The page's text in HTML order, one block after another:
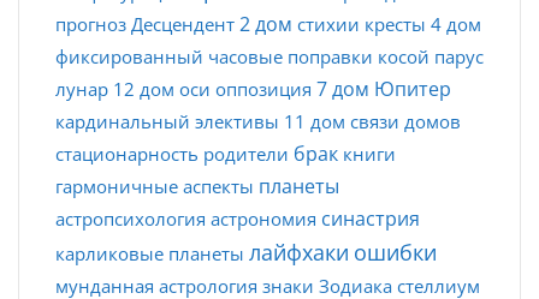
прогноз Десцендент 2 дом стихии кресты 4 дом
фиксированный часовые поправки косой парус
лунар 12 дом оси оппозиция 7 дом Юпитер
кардинальный элективы 11 дом связи домов
стационарность родители брак книги
гармоничные аспекты планеты
астропсихология астрономия синастрия
карликовые планеты лайфхаки ошибки
мунданная астрология знаки Зодиака стеллиум